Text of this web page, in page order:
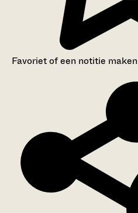
Favoriet of een notitie maken